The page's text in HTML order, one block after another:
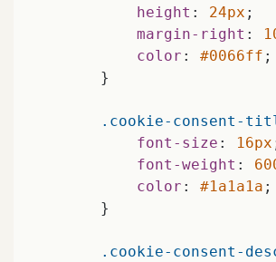
height : 24px ;
margin-right :
color : #0066ff ;
        }
.cookie-consent-
font-size : 16px
font-weight :
color : #1a1a1a ;
        }
.cookie-consent-